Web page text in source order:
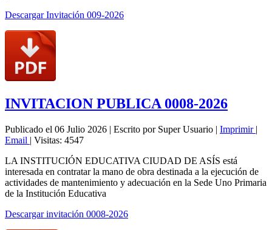
Descargar Invitación 009-2026
INVITACION PUBLICA 0008-2026
Publicado el 06 Julio 2026 | Escrito por Super Usuario | Imprimir |
Email | Visitas: 4547
LA INSTITUCIÓN EDUCATIVA CIUDAD DE ASÍS está
interesada en contratar la mano de obra destinada a la ejecución de
actividades de mantenimiento y adecuación en la Sede Uno Primaria
de la Institución Educativa
Descargar invitación 0008-2026